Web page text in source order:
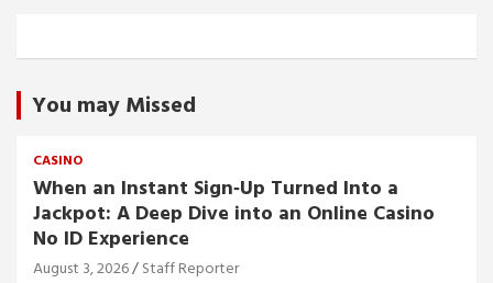
You may Missed
CASINO
When an Instant Sign‑Up Turned Into a
Jackpot: A Deep Dive into an Online Casino
No ID Experience
August 3, 2026 Staff Reporter